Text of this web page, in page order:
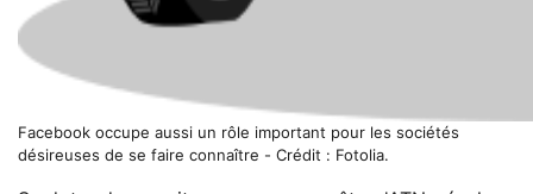
Facebook occupe aussi un rôle important pour les sociétés
désireuses de se faire connaître - Crédit : Fotolia.